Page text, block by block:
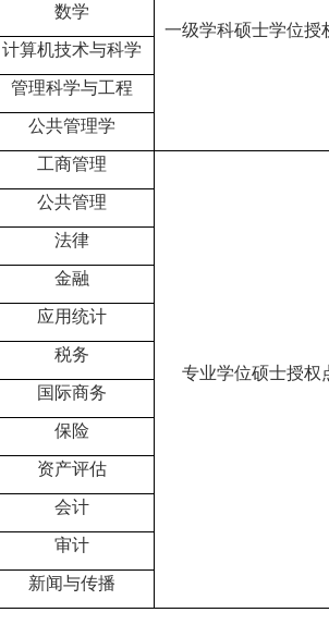
一级学科硕士学位授
数学
计算机技术与科学
管理科学与工程
公共管理学
工商管理
专业学位硕士授权
公共管理
法律
金融
应用统计
税务
国际商务
保险
资产评估
会计
审计
新闻与传播